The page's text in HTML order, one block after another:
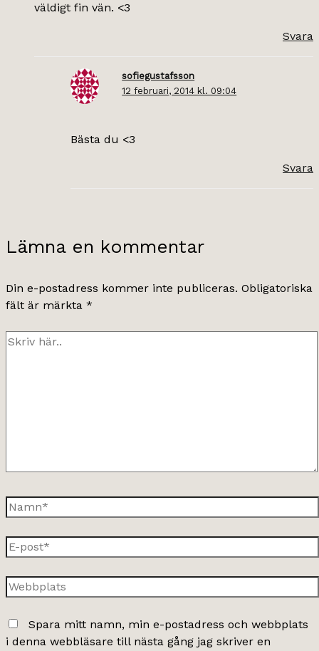
väldigt fin vän. <3
Svara
sofiegustafsson
12 februari, 2014 kl. 09:04
Bästa du <3
Svara
Lämna en kommentar
Din e-postadress kommer inte publiceras. Obligatoriska
fält är märkta *
Skriv
Namn*
E-
post*
Webbplats
Spara mitt namn, min e-postadress och webbplats
i denna webbläsare till nästa gång jag skriver en